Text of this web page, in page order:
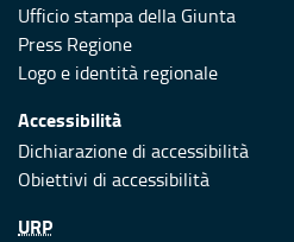
Ufficio stampa della Giunta
Press Regione
Logo e identità regionale
Accessibilità
Dichiarazione di accessibilità
Obiettivi di accessibilità
URP